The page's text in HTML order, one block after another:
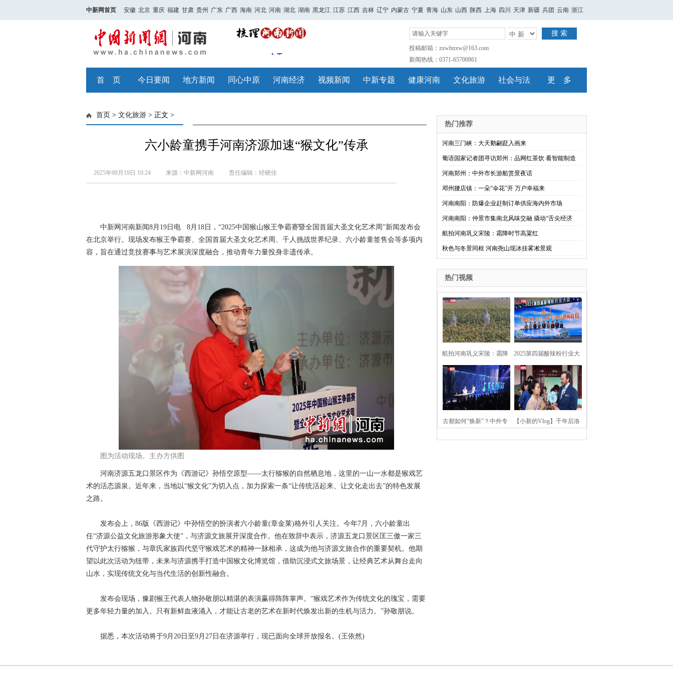
中新网首页 安徽 北京 重庆 福建 甘肃 贵州 广东 广西 海南 河北 河南 湖北 湖南 黑龙江 江苏 江西 吉林 辽宁 内蒙古 宁夏 青海 山东 山西 陕西 上海 四川 天津 新疆 兵团 云南 浙江
搜 索
投稿邮箱：zxwhnxw@163.com
新闻热线：0371-65700861
首 页 今日要闻 地方新闻 同心中原 河南经济 视频新闻 中新专题 健康河南 文化旅游 社会与法 更 多
首页 > 文化旅游 > 正文 >
六小龄童携手河南济源加速“猴文化”传承
2025年08月19日 10:24 来源：中新网河南 责任编辑：经晓佳
中新网河南新闻8月19日电 8月18日，“2025中国猴山猴王争霸赛暨全国首届大圣文化艺术周”新闻发布会
在北京举行。现场发布猴王争霸赛、全国首届大圣文化艺术周、千人挑战世界纪录、六小龄童签售会等多项内
容，旨在通过竞技赛事与艺术展演深度融合，推动青年力量投身非遗传承。
图为活动现场。主办方供图
河南济源五龙口景区作为《西游记》孙悟空原型——太行猕猴的自然栖息地，这里的一山一水都是猴戏艺
术的活态源泉。近年来，当地以“猴文化”为切入点，加力探索一条“让传统活起来、让文化走出去”的特色发展
之路。
发布会上，86版《西游记》中孙悟空的扮演者六小龄童(章金莱)格外引人关注。今年7月，六小龄童出
任“济源公益文化旅游形象大使”，与济源文旅展开深度合作。他在致辞中表示，济源五龙口景区匡三傲一家三
代守护太行猕猴，与章氏家族四代坚守猴戏艺术的精神一脉相承，这成为他与济源文旅合作的重要契机。他期
望以此次活动为纽带，未来与济源携手打造中国猴文化博览馆，借助沉浸式文旅场景，让经典艺术从舞台走向
山水，实现传统文化与当代生活的创新性融合。
发布会现场，豫剧猴王代表人物孙敬朋以精湛的表演赢得阵阵掌声。“猴戏艺术作为传统文化的瑰宝，需要
更多年轻力量的加入。只有新鲜血液涌入，才能让古老的艺术在新时代焕发出新的生机与活力。”孙敬朋说。
据悉，本次活动将于9月20日至9月27日在济源举行，现已面向全球开放报名。(王依然)
热门推荐
河南三门峡：大天鹅翩跹入画来
葡语国家记者团寻访郑州：品网红茶饮 看智能制造
河南郑州：中外市长游船赏景夜话
邓州腰店镇：一朵“伞花”开 万户幸福来
河南南阳：防爆企业赶制订单供应海内外市场
河南南阳：仲景市集南北风味交融 撬动“舌尖经济
航拍河南巩义宋陵：霜降时节高粱红
秋色与冬景同框 河南尧山现冰挂雾凇景观
热门视频
航拍河南巩义宋陵：霜降
时节高粱红
2025第四届酸辣粉行业大
会在河南开封举行
古都如何“焕新”？中外专 【小新的Vlog】千年后洛